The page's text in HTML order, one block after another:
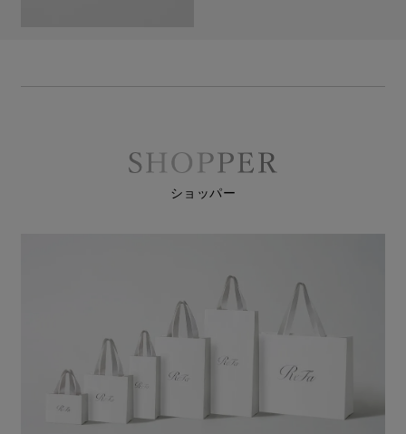
ショッパー